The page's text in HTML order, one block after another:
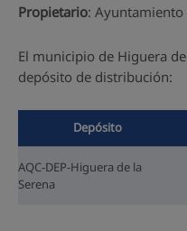
Propietario: Ayuntamiento
El municipio de Higuera
depósito de distribución:
Depósito
AQC-DEP-Higuera de la
Serena